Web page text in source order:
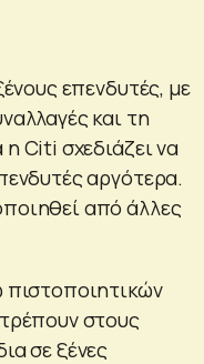
επενδυτές, με
και τη
Citi σχεδιάζει να
αργότερα.
από άλλες
πιστοποιητικών
στους
σε ξένες